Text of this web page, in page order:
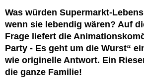
Was würden Supermarkt-
wenn sie lebendig wären? Auf
Frage liefert die
Party - Es geht um die Wurst“
wie originelle Antwort. Ein
die ganze Familie!